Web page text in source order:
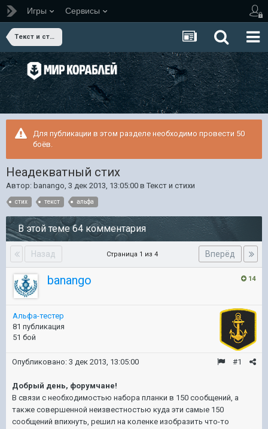
Игры Сервисы
Текст и стихи
Для публикации в этом разделе необходимо провести 50
боёв.
Неадекватный стих
Автор: banango, 3 дек 2013, 13:05:00 в Текст и стихи
стих текст альфа
В этой теме 64 комментария
Назад Вперёд
Страница 1 из 4
14
banango
Альфа-тестер
81 публикация
51 бой
#1
Опубликовано: 3 дек 2013, 13:05:00
Добрый день, форумчане!
В связи с необходимостью набора планки в 150 сообщений, а
также совершенной неизвестностью куда эти самые 150
сообщений впихнуть, решил на коленке изобразить что-то